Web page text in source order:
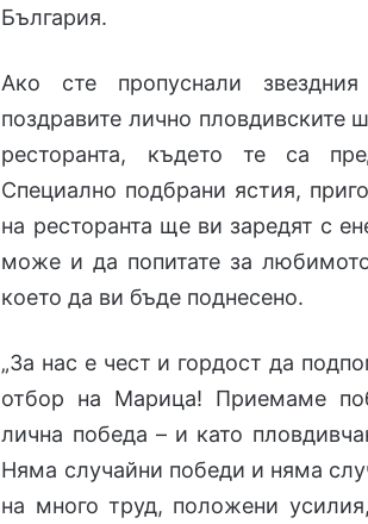
България.
Ако сте пропуснали
поздравите лично пловдивските
ресторанта, където те са
Специално подбрани ястия,
на ресторанта ще ви заредят с
може и да попитате за
което да ви бъде поднесено.
„За нас е чест и гордост да
отбор на Марица! Приемаме
лична победа – и като
Няма случайни победи и няма
на много труд, положени